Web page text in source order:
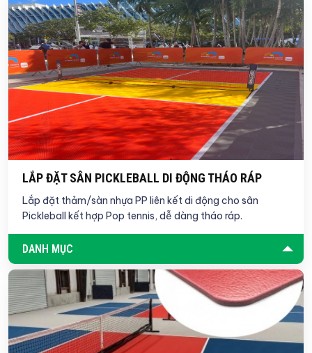
LẮP ĐẶT SÂN PICKLEBALL DI ĐỘNG THÁO RÁP
Lắp đặt thảm/sàn nhựa PP liên kết di động cho sân
Pickleball kết hợp Pop tennis, dễ dàng tháo ráp.
DANH MỤC